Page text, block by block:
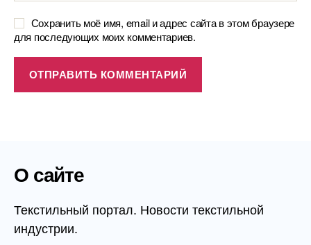
Сохранить моё имя, email и адрес сайта в этом браузере
для последующих моих комментариев.
О сайте
Текстильный портал. Новости текстильной
индустрии.